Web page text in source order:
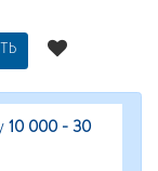
10 000 - 30